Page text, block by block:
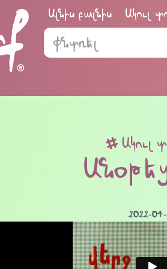
Ալնիս բալնիս Ակուլ
Ակուլ
2022-